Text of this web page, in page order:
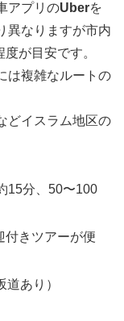
アプリのUberを
異なりますが市内
度が目安です。
は複雑なルートの
どイスラム地区の
15分、50〜100
付きツアーが便
あり）